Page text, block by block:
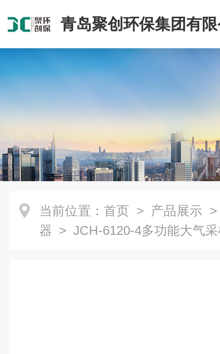
青岛聚创环保集团有
当前位置： 首页 > 产品展示
器 > JCH-6120-4多功能大气